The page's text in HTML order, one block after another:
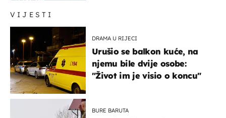
VIJESTI
DRAMA U RIJECI
Urušio se balkon kuće, na
njemu bile dvije osobe:
"Život im je visio o koncu"
BURE BARUTA